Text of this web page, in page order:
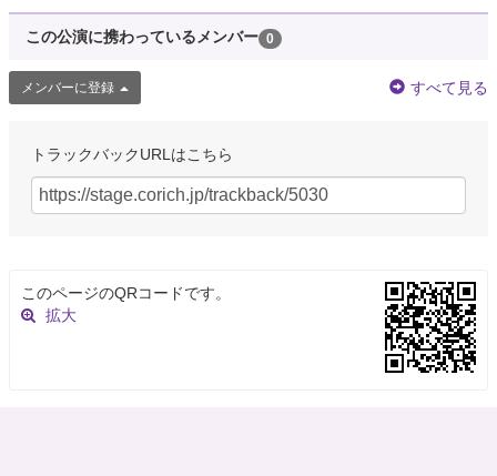
この公演に携わっているメンバー 0
メンバーに登録 すべて見る
トラックバックURLはこちら
このページのQRコードです。
拡大